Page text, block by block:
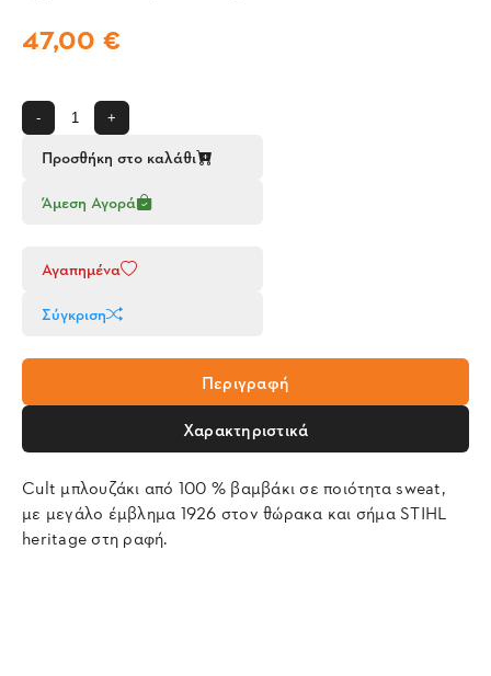
47,00 €
- +
Προσθήκη στο καλάθι
Άμεση Αγορά
Αγαπημένα
Σύγκριση
Περιγραφή
Χαρακτηριστικά
Cult μπλουζάκι από 100 % βαμβάκι σε ποιότητα sweat,
με μεγάλο έμβλημα 1926 στον θώρακα και σήμα STIHL
heritage στη ραφή.